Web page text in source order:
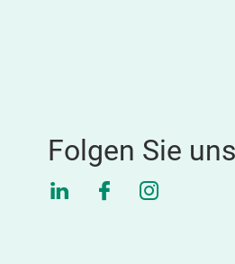
Folgen Sie uns
LinkedInFacebookInstagram